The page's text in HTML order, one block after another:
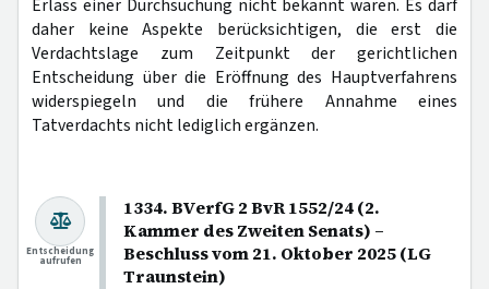
Erlass einer Durchsuchung nicht bekannt waren. Es darf
daher keine Aspekte berücksichtigen, die erst die
Verdachtslage zum Zeitpunkt der gerichtlichen
Entscheidung über die Eröffnung des Hauptverfahrens
widerspiegeln und die frühere Annahme eines
Tatverdachts nicht lediglich ergänzen.
1334. BVerfG 2 BvR 1552/24 (2.
Kammer des Zweiten Senats) –
Beschluss vom 21. Oktober 2025 (LG
Traunstein)
Entscheidung
aufrufen